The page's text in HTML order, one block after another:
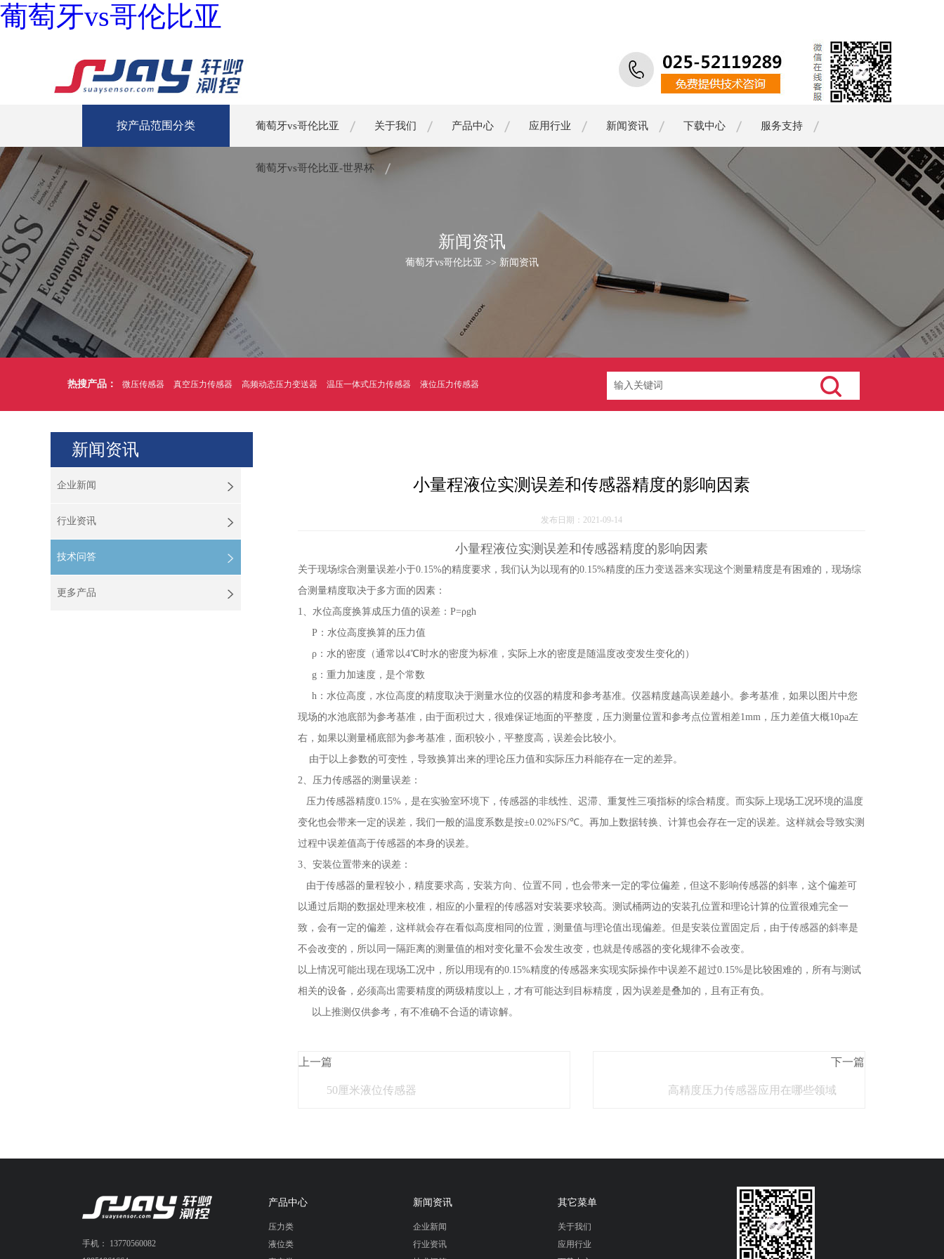
葡萄牙vs哥伦比亚
按产品范围分类 葡萄牙vs哥伦比亚 关于我们 产品中心 应用行业 新闻资讯 下载中心 服务支持
葡萄牙vs哥伦比亚-世界杯
新闻资讯
葡萄牙vs哥伦比亚 >> 新闻资讯
热搜产品： 微压传感器 真空压力传感器 高频动态压力变送器 温压一体式压力传感器 液位压力传感器
新闻资讯
企业新闻
行业资讯
技术问答
更多产品
小量程液位实测误差和传感器精度的影响因素
发布日期：2021-09-14
小量程液位实测误差和传感器精度的影响因素
关于现场综合测量误差小于0.15%的精度要求，我们认为以现有的0.15%精度的压力变送器来实现这个测量精度是有困难的，现场综
合测量精度取决于多方面的因素：
1、水位高度换算成压力值的误差：P=ρgh
P：水位高度换算的压力值
ρ：水的密度（通常以4℃时水的密度为标准，实际上水的密度是随温度改变发生变化的）
g：重力加速度，是个常数
h：水位高度，水位高度的精度取决于测量水位的仪器的精度和参考基准。仪器精度越高误差越小。参考基准，如果以图片中您
现场的水池底部为参考基准，由于面积过大，很难保证地面的平整度，压力测量位置和参考点位置相差1mm，压力差值大概10pa左
右，如果以测量桶底部为参考基准，面积较小，平整度高，误差会比较小。
由于以上参数的可变性，导致换算出来的理论压力值和实际压力科能存在一定的差异。
2、压力传感器的测量误差：
压力传感器精度0.15%，是在实验室环境下，传感器的非线性、迟滞、重复性三项指标的综合精度。而实际上现场工况环境的温度
变化也会带来一定的误差，我们一般的温度系数是按±0.02%FS/℃。再加上数据转换、计算也会存在一定的误差。这样就会导致实测
过程中误差值高于传感器的本身的误差。
3、安装位置带来的误差：
由于传感器的量程较小，精度要求高，安装方向、位置不同，也会带来一定的零位偏差，但这不影响传感器的斜率，这个偏差可
以通过后期的数据处理来校准，相应的小量程的传感器对安装要求较高。测试桶两边的安装孔位置和理论计算的位置很难完全一
致，会有一定的偏差，这样就会存在看似高度相同的位置，测量值与理论值出现偏差。但是安装位置固定后，由于传感器的斜率是
不会改变的，所以同一隔距离的测量值的相对变化量不会发生改变，也就是传感器的变化规律不会改变。
以上情况可能出现在现场工况中，所以用现有的0.15%精度的传感器来实现实际操作中误差不超过0.15%是比较困难的，所有与测试
相关的设备，必须高出需要精度的两级精度以上，才有可能达到目标精度，因为误差是叠加的，且有正有负。
以上推测仅供参考，有不准确不合适的请谅解。
上一篇
50厘米液位传感器
下一篇
高精度压力传感器应用在哪些领域
手机： 13770560082
产品中心
压力类
液位类
新闻资讯
企业新闻
行业资讯
其它菜单
关于我们
应用行业